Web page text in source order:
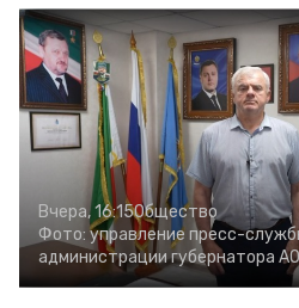
Вчера, 16:15Общество
Фото: управление пресс-
администрации губернатора АО